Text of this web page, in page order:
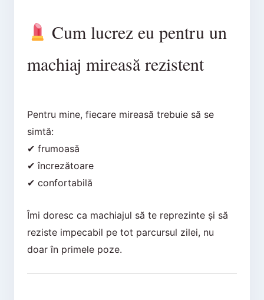
Cum lucrez eu pentru un
machiaj mireasă rezistent
Pentru mine, fiecare mireasă trebuie să se
simtă:
✔ frumoasă
✔ încrezătoare
✔ confortabilă
Îmi doresc ca machiajul să te reprezinte și să
reziste impecabil pe tot parcursul zilei, nu
doar în primele poze.